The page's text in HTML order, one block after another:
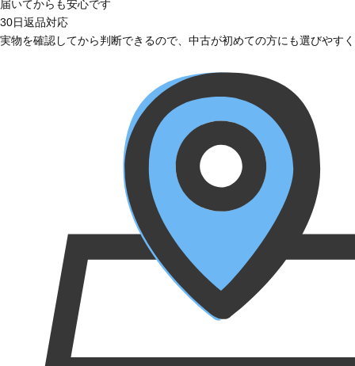
届いてからも安心です
30日返品対応
実物を確認してから判断できるので、中古が初めての方にも選びやす